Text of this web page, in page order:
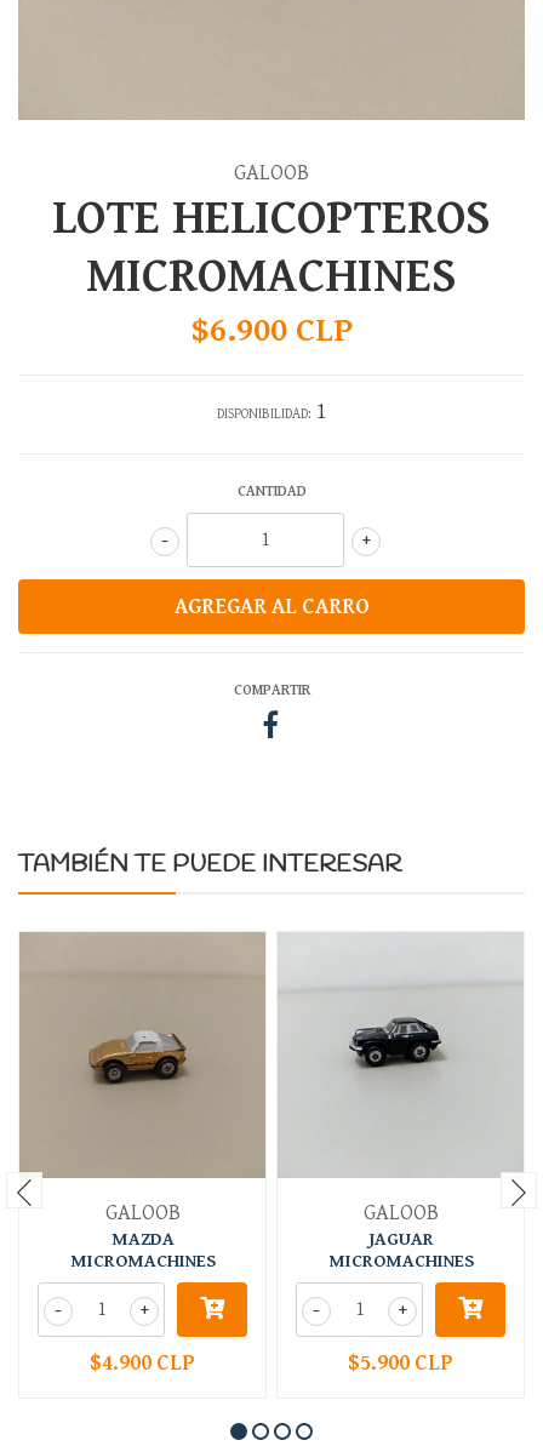
GALOOB
LOTE HELICOPTEROS
MICROMACHINES
$6.900 CLP
DISPONIBILIDAD: 1
CANTIDAD
+
-
COMPARTIR
TAMBIÉN TE PUEDE INTERESAR
GALOOB
MAZDA
MICROMACHINES
+
-
$4.900 CLP
GALOOB
JAGUAR
MICROMACHINES
+
-
$5.900 CLP